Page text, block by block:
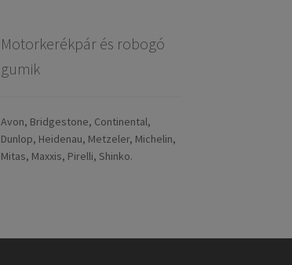
Motorkerékpár és robogó
gumik
Avon, Bridgestone, Continental,
Dunlop, Heidenau, Metzeler, Michelin,
Mitas, Maxxis, Pirelli, Shinko.